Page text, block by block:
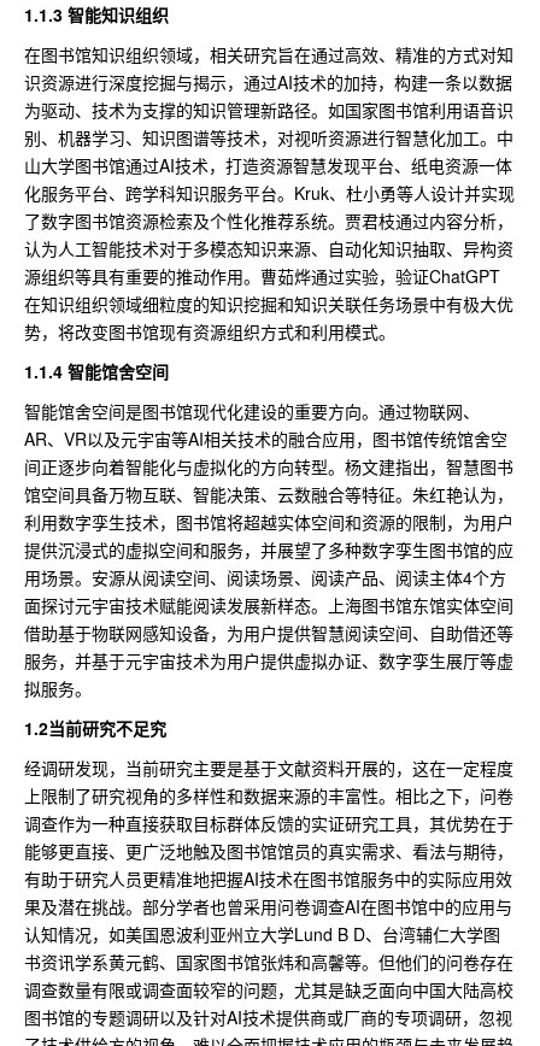
1.1.3 智能知识组织
在图书馆知识组织领域，相关研究旨在通过高效、精准的方式对知
识资源进行深度挖掘与揭示，通过AI技术的加持，构建一条以数据
为驱动、技术为支撑的知识管理新路径。如国家图书馆利用语音识
别、机器学习、知识图谱等技术，对视听资源进行智慧化加工。中
山大学图书馆通过AI技术，打造资源智慧发现平台、纸电资源一体
化服务平台、跨学科知识服务平台。Kruk、杜小勇等人设计并实现
了数字图书馆资源检索及个性化推荐系统。贾君枝通过内容分析，
认为人工智能技术对于多模态知识来源、自动化知识抽取、异构资
源组织等具有重要的推动作用。曹茹烨通过实验，验证ChatGPT
在知识组织领域细粒度的知识挖掘和知识关联任务场景中有极大优
势，将改变图书馆现有资源组织方式和利用模式。
1.1.4 智能馆舍空间
智能馆舍空间是图书馆现代化建设的重要方向。通过物联网、
AR、VR以及元宇宙等AI相关技术的融合应用，图书馆传统馆舍空
间正逐步向着智能化与虚拟化的方向转型。杨文建指出，智慧图书
馆空间具备万物互联、智能决策、云数融合等特征。朱红艳认为，
利用数字孪生技术，图书馆将超越实体空间和资源的限制，为用户
提供沉浸式的虚拟空间和服务，并展望了多种数字孪生图书馆的应
用场景。安源从阅读空间、阅读场景、阅读产品、阅读主体4个方
面探讨元宇宙技术赋能阅读发展新样态。上海图书馆东馆实体空间
借助基于物联网感知设备，为用户提供智慧阅读空间、自助借还等
服务，并基于元宇宙技术为用户提供虚拟办证、数字孪生展厅等虚
拟服务。
1.2当前研究不足究
经调研发现，当前研究主要是基于文献资料开展的，这在一定程度
上限制了研究视角的多样性和数据来源的丰富性。相比之下，问卷
调查作为一种直接获取目标群体反馈的实证研究工具，其优势在于
能够更直接、更广泛地触及图书馆馆员的真实需求、看法与期待，
有助于研究人员更精准地把握AI技术在图书馆服务中的实际应用效
果及潜在挑战。部分学者也曾采用问卷调查AI在图书馆中的应用与
认知情况，如美国恩波利亚州立大学Lund B D、台湾辅仁大学图
书资讯学系黄元鹤、国家图书馆张炜和高馨等。但他们的问卷存在
调查数量有限或调查面较窄的问题，尤其是缺乏面向中国大陆高校
图书馆的专题调研以及针对AI技术提供商或厂商的专项调研，忽视